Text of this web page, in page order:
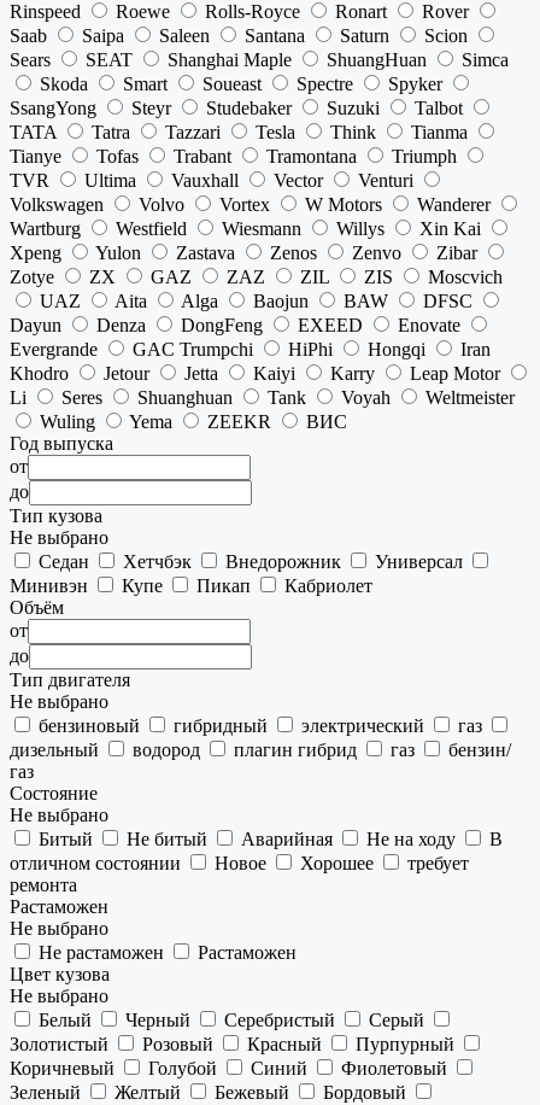
Rinspeed
Roewe Rolls-Royce Ronart
Rover
Saab
Saipa Saleen Santana Saturn
Scion
Sears
SEAT Shanghai Maple ShuangHuan
Simca
Skoda
Smart Soueast Spectre
Spyker
SsangYong
Steyr Studebaker Suzuki
Talbot
TATA
Tatra Tazzari Tesla Think
Tianma
Tianye
Tofas Trabant Tramontana
Triumph
TVR
Ultima Vauxhall Vector
Venturi
Volkswagen
Volvo Vortex W Motors
Wanderer
Wartburg
Westfield Wiesmann Willys
Xin Kai
Xpeng
Yulon Zastava Zenos Zenvo
Zibar
Zotye
ZX GAZ ZAZ ZIL ZIS
Moscvich
UAZ
Aita Alga Baojun BAW
DFSC
Dayun
Denza DongFeng EXEED
Enovate
Evergrande
GAC Trumpchi HiPhi Hongqi
Iran
Khodro
Jetour Jetta Kaiyi Karry
Leap Motor
Li
Seres Shuanghuan Tank Voyah
Weltmeister
Wuling
Yema ZEEKR
ВИС
Год выпуска
от
до
Тип кузова
Не выбрано
Седан
Хетчбэк Внедорожник
Универсал
Минивэн
Купе Пикап
Кабриолет
Объём
от
до
Тип двигателя
Не выбрано
бензиновый
гибридный электрический
газ
дизельный
водород плагин гибрид газ
бензин/
газ
Состояние
Не выбрано
Битый
Не битый Аварийная Не на ходу
В
отличном состоянии
Новое Хорошее
требует
ремонта
Растаможен
Не выбрано
Не растаможен
Растаможен
Цвет кузова
Не выбрано
Белый
Черный Серебристый
Серый
Золотистый
Розовый Красный
Пурпурный
Коричневый
Голубой Синий
Фиолетовый
Зеленый
Желтый Бежевый
Бордовый